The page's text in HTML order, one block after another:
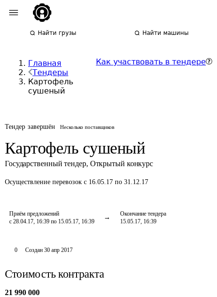
Найти грузы Найти машины
Главная
Тендеры
Картофель
сушеный
Как участвовать в тендере
Тендер завершён Несколько поставщиков
Картофель сушеный
Государственный тендер, Открытый конкурс
Осуществление перевозок с 16.05.17 по 31.12.17
Приём предложений
с 28.04.17, 16:39 по 15.05.17, 16:39
Окончание тендера
15.05.17, 16:39
0 Создан 30 апр 2017
Стоимость контракта
21 990 000